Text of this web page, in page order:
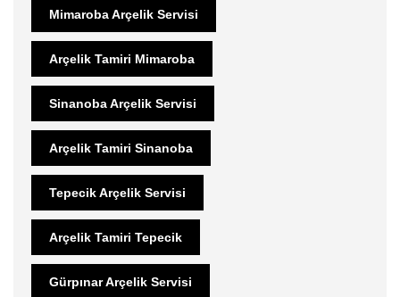
Mimaroba Arçelik Servisi
Arçelik Tamiri Mimaroba
Sinanoba Arçelik Servisi
Arçelik Tamiri Sinanoba
Tepecik Arçelik Servisi
Arçelik Tamiri Tepecik
Gürpınar Arçelik Servisi